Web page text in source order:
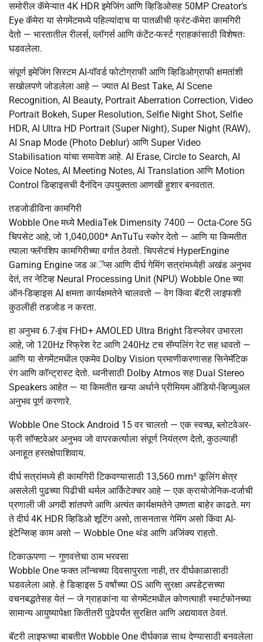
समोरील कॅमेऱ्यात 4K HDR इमेजिंग आणि व्हिडिओसह 50MP Creator’s
Eye कॅमेरा या सेगमेंटमध्ये पहिल्यांदाच या पातळीची फ्रंट-कॅमेरा कामगिरी
देतो — भारतातील रीलर्स, व्लॉगर्स आणि कंटेंट-फर्स्ट ग्राहकांसाठी विशेषतः
घडवलेला.
संपूर्ण इमेजिंग सिस्टम AI-पॉवर्ड फोटोग्राफी आणि व्हिडिओग्राफी क्षमतांशी
सखोलपणे जोडलेला आहे — ज्यात AI Best Take, AI Scene
Recognition, AI Beauty, Portrait Aberration Correction, Video
Portrait Bokeh, Super Resolution, Selfie Night Shot, Selfie
HDR, AI Ultra HD Portrait (Super Night), Super Night (RAW),
AI Snap Mode (Photo Deblur) आणि Super Video
Stabilisation यांचा समावेश आहे. AI Erase, Circle to Search, AI
Voice Notes, AI Meeting Notes, AI Translation आणि Motion
Control डिव्हाइसची दैनंदिन उपयुक्तता आणखी हुशार बनवतात.
तडजोडीविना कामगिरी
Wobble One मध्ये MediaTek Dimensity 7400 — Octa-Core 5G
चिपसेट आहे, जो 1,040,000* AnTuTu स्कोर देतो — आणि या किमतीत
त्याला फ्लॅगशिप कामगिरीच्या वर्गात ठेवतो. चिपसेटचं HyperEngine
Gaming Engine जड अॅप्स आणि दीर्घ गेमिंग सत्रांमध्येही अखंड अनुभव
देतं, तर नेटिव्ह Neural Processing Unit (NPU) Wobble One च्या
ऑन-डिव्हाइस AI क्षमता कार्यक्षमतेने चालवतो — वेग किंवा बॅटरी लाइफशी
कुठलीही तडजोड न करता.
हा अनुभव 6.7-इंच FHD+ AMOLED Ultra Bright डिस्प्लेवर उभारला
आहे, जो 120Hz रिफ्रेश रेट आणि 240Hz टच सॅम्पलिंग रेट सह धावतो —
आणि या सेगमेंटमधील एकमेव Dolby Vision प्रमाणीकरणासह सिनेमॅटिक
रंग आणि कॉन्ट्रास्ट देतो. ध्वनीसाठी Dolby Atmos सह Dual Stereo
Speakers आहेत — या किमतीत खऱ्या अर्थाने प्रीमियम ऑडियो-व्हिज्युअल
अनुभव पूर्ण करणारे.
Wobble One Stock Android 15 वर चालतो — एक स्वच्छ, ब्लोटवेअर-
फ्री सॉफ्टवेअर अनुभव जो वापरकर्त्याला संपूर्ण नियंत्रण देतो, कुठल्याही
अनाहूत हस्तक्षेपाशिवाय.
दीर्घ सत्रांमध्ये ही कामगिरी टिकवण्यासाठी 13,560 mm² कूलिंग क्षेत्र
असलेली पुढच्या पिढीची थर्मल आर्किटेक्चर आहे — एक क्रायोजेनिक-दर्जाची
प्रणाली जी अगदी शांतपणे आणि अत्यंत कार्यक्षमतेने उष्णता बाहेर काढते. मग
ते दीर्घ 4K HDR व्हिडिओ शूटिंग असो, तासनतास गेमिंग असो किंवा AI-
इंटेन्सिव्ह काम असो — Wobble One थंड आणि अजिंक्य राहतो.
टिकाऊपणा — गुणवत्तेचा ठाम भरवसा
Wobble One फक्त लॉन्चच्या दिवसापुरता नाही, तर दीर्घकाळासाठी
घडवलेला आहे. हे डिव्हाइस 5 वर्षांच्या OS आणि सुरक्षा अपडेट्सच्या
वचनबद्धतेसह येतं — जे ग्राहकांना या सेगमेंटमधील कोणत्याही स्मार्टफोनच्या
सामान्य आयुष्यापेक्षा कितीतरी पुढेपर्यंत सुरक्षित आणि अद्ययावत ठेवतं.
बॅटरी लाइफच्या बाबतीत Wobble One दीर्घकाळ साथ देण्यासाठी बनवलेला